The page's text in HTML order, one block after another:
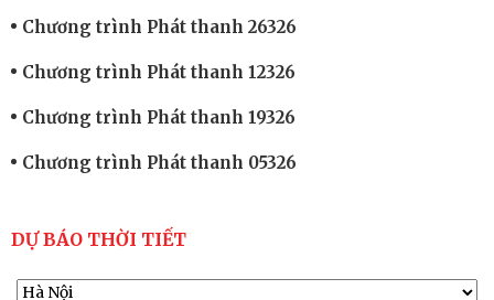
Chương trình Phát thanh 26326
Chương trình Phát thanh 12326
Chương trình Phát thanh 19326
Chương trình Phát thanh 05326
DỰ BÁO THỜI TIẾT